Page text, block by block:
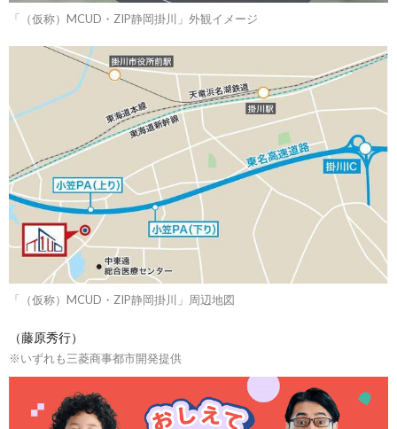
「（仮称）MCUD・ZIP静岡掛川」外観イメージ
「（仮称）MCUD・ZIP静岡掛川」周辺地図
（藤原秀行）
※いずれも三菱商事都市開発提供